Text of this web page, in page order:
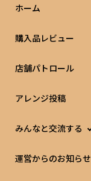
ホーム
購入品レビュー
店舗パトロール
アレンジ投稿
みんなと交流する
運営からのお知らせ